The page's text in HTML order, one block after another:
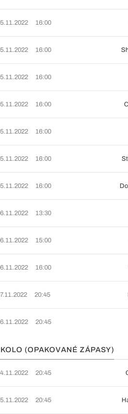
16:00
16:00
16:00
16:00
16:00
16:00
16:00
13:30
15:00
16:00
20:45
20:45
(OPAKOVANÉ ZÁPASY)
20:45
20:45